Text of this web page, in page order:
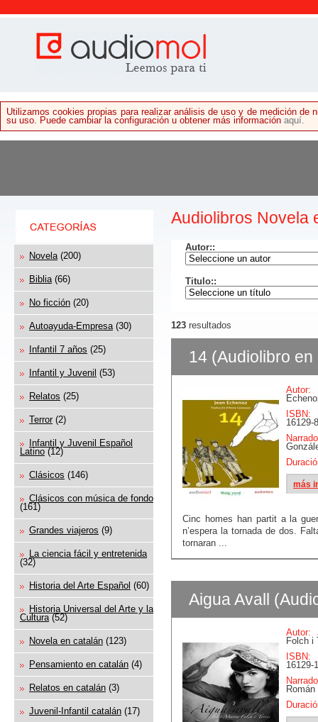
Utilizamos cookies propias para realizar análisis de uso y de medición de
su uso. Puede cambiar la configuración u obtener más información aquí.
Novela (200)
Biblia (66)
No ficción (20)
Autoayuda-Empresa (30)
Infantil 7 años (25)
Infantil y Juvenil (53)
Relatos (25)
Terror (2)
Infantil y Juvenil Español
Latino(12)
Clásicos (146)
Clásicos con música de fondo
(161)
Grandes viajeros (9)
La ciencia fácil y entretenida
(32)
Historia del Arte Español (60)
Historia Universal del Arte y la
Cultura(52)
Novela en catalán (123)
Pensamiento en catalán (4)
Relatos en catalán (3)
Juvenil-Infantil catalán (17)
Audiolibros Novela
Autor::
Titulo::
123 resultados
14 (Audiolibro en
Autor:
ISBN:
16129-
más
Cinc homes han partit a la
n’espera la tornada de dos.
tornaran ...
Aigua Avall
Autor:
Folch i
ISBN:
16129-
Román